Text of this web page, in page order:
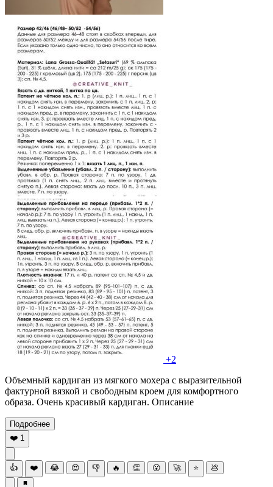
+2
Объемный кардиган из мягкого мохера с выразительной
фактурной вязкой и свободным кроем для комфортного
образа. Очень красивый кардиган. Описание
Подробнее
❤️ 1
👍 ❤️ 😂 😍 👎 🔥 👏 😮 🚀 ⭐ 💩